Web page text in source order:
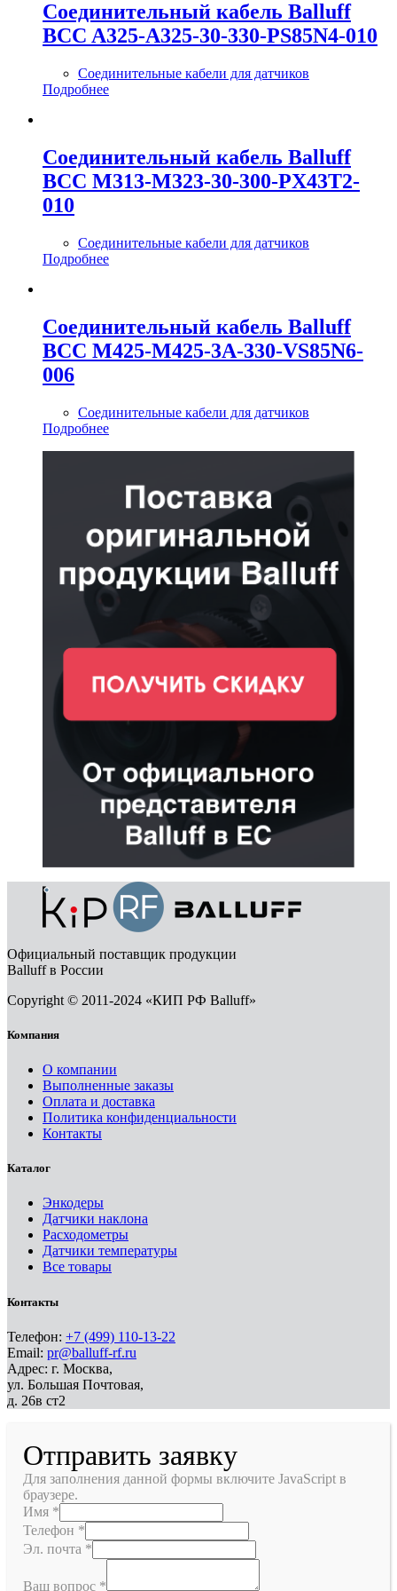
Соединительный кабель Balluff
BCC A325-A325-30-330-PS85N4-010
Соединительные кабели для датчиков
Подробнее
Соединительный кабель Balluff
BCC M313-M323-30-300-PX43T2-
010
Соединительные кабели для датчиков
Подробнее
Соединительный кабель Balluff
BCC M425-M425-3A-330-VS85N6-
006
Соединительные кабели для датчиков
Подробнее
Официальный поставщик продукции
Balluff в России
Copyright © 2011-2024 «КИП РФ Balluff»
Компания
О компании
Выполненные заказы
Оплата и доставка
Политика конфиденциальности
Контакты
Каталог
Энкодеры
Датчики наклона
Расходометры
Датчики температуры
Все товары
Контакты
Телефон: +7 (499) 110-13-22
Email: pr@balluff-rf.ru
Адрес: г. Москва,
ул. Большая Почтовая,
д. 26в ст2
Отправить заявку
Для заполнения данной формы включите JavaScript в
браузере.
Имя *
Телефон *
Эл. почта *
Ваш вопрос *